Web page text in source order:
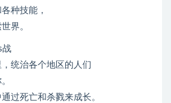
种技能，
界。
战
统治各个地区的人们
过死亡和杀戮来成长。